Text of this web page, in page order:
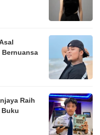
Bernuansa
Raih
Buku